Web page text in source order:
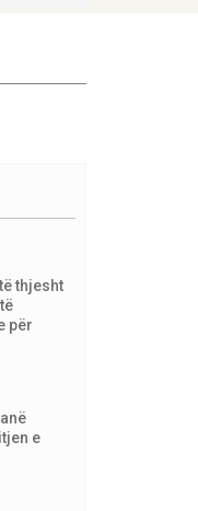
thjesht
për
e